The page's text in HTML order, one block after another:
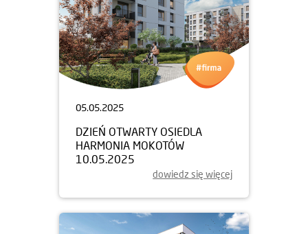
05.05.2025
DZIEŃ OTWARTY OSIEDLA
HARMONIA MOKOTÓW
10.05.2025
dowiedz się więcej